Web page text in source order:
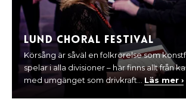
Lund Choral Festival
Körsång är såväl en folkrörelse som
spelar i alla divisioner – här finns allt från
med umgänget som drivkraft...Läs mer ›